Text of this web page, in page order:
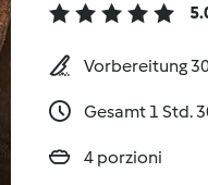
Vorbereitung
Gesamt 1 Std.
4 porzioni